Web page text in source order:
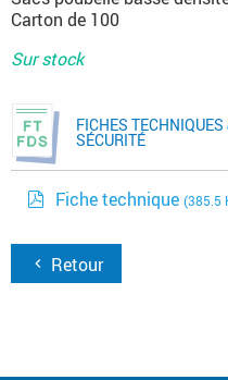
Carton de 100
Sur stock
FICHES
SÉCURITÉ
Fiche technique (385.5
Retour